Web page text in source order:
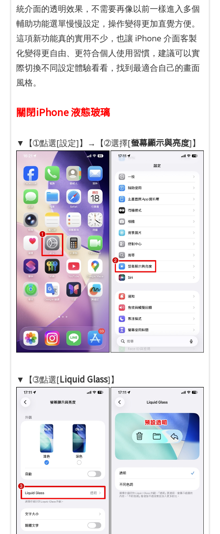
統介面的透明效果，不需要再像以前一樣進入多個
輔助功能選單慢慢設定，操作變得更加直覺方便。
這項新功能真的實用不少，也讓 iPhone 介面客製
化變得更自由、更符合個人使用習慣，建議可以實
際切換不同設定體驗看看，找到最適合自己的畫面
風格。
關閉iPhone 液態玻璃
▼【➀點選[設定]】→【➁選擇[螢幕顯示與亮度]】
▼【➂點選[Liquid Glass]】